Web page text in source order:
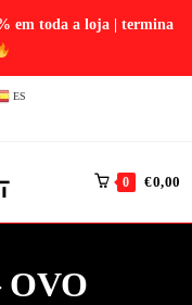
em toda a loja | termina
ES
0 €0,00
OVO